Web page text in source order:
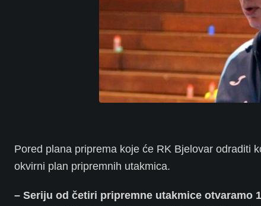
Pored plana priprema koje će RK Bjelovar odraditi
okvirni plan pripremnih utakmica.
– Seriju od četiri pripremne utakmice otvaramo